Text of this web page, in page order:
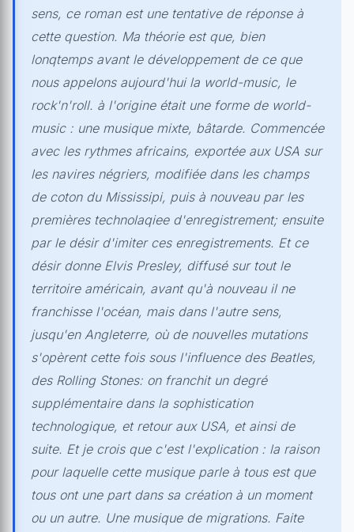
sens, ce roman est une tentative de réponse à
cette question. Ma théorie est que, bien
lonqtemps avant le développement de ce que
nous appelons aujourd'hui la world-music, le
rock'n'roll. à l'origine était une forme de world-
music : une musique mixte, bâtarde. Commencée
avec les rythmes africains, exportée aux USA sur
les navires négriers, modifiée dans les champs
de coton du Mississipi, puis à nouveau par les
premières technolaqiee d'enregistrement; ensuite
par le désir d'imiter ces enregistrements. Et ce
désir donne Elvis Presley, diffusé sur tout le
territoire américain, avant qu'à nouveau il ne
franchisse l'océan, mais dans l'autre sens,
jusqu'en Angleterre, où de nouvelles mutations
s'opèrent cette fois sous l'influence des Beatles,
des Rolling Stones: on franchit un degré
supplémentaire dans la sophistication
technologique, et retour aux USA, et ainsi de
suite. Et je crois que c'est l'explication : la raison
pour laquelle cette musique parle à tous est que
tous ont une part dans sa création à un moment
ou un autre. Une musique de migrations. Faite